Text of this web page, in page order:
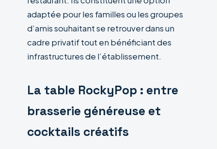
adaptée pour les familles ou les groupes
d’amis souhaitant se retrouver dans un
cadre privatif tout en bénéficiant des
infrastructures de l’établissement.
La table RockyPop : entre
brasserie généreuse et
cocktails créatifs